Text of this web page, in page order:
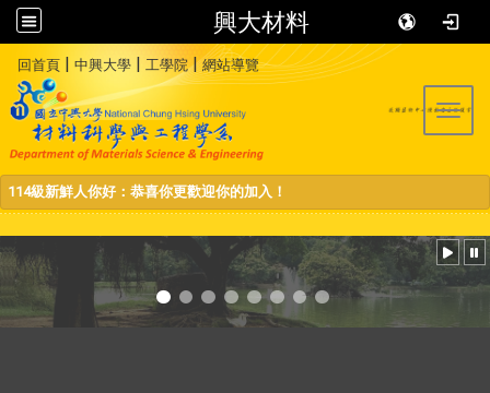
興大材料
回首頁 | 中興大學 | 工學院|網站導覽
114級新鮮人你好：恭喜你更歡迎你的加入！